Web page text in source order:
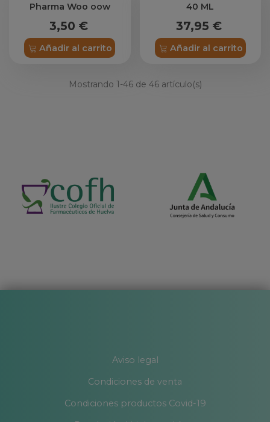
Pharma Woo oow
3,50 €
Añadir al carrito
40 ML
37,95 €
Añadir al carrito
Mostrando 1-46 de 46 artículo(s)
Aviso legal
Condiciones de venta
Condiciones productos Covid-19